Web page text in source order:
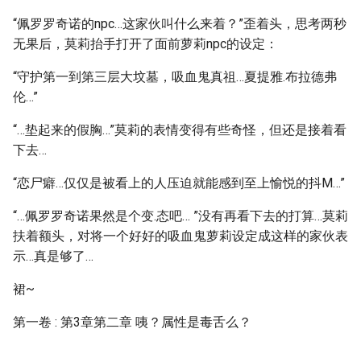
“佩罗罗奇诺的npc…这家伙叫什么来着？”歪着头，思考两秒
无果后，莫莉抬手打开了面前萝莉npc的设定：
“守护第一到第三层大坟墓，吸血鬼真祖…夏提雅.布拉德弗
伦…”
“…垫起来的假胸…”莫莉的表情变得有些奇怪，但还是接着看
下去…
“恋尸癖…仅仅是被看上的人压迫就能感到至上愉悦的抖M…”
“…佩罗罗奇诺果然是个变.态吧… ”没有再看下去的打算…莫莉
扶着额头，对将一个好好的吸血鬼萝莉设定成这样的家伙表
示…真是够了…
裙~
第一卷 : 第3章第二章 咦？属性是毒舌么？